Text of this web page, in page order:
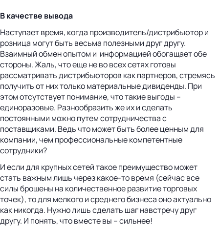
В качестве вывода
Наступает время, когда производитель/дистрибьютор и
розница могут быть весьма полезными друг другу.
Взаимный обмен опытом и информацией обогащает обе
стороны. Жаль, что еще не во всех сетях готовы
рассматривать дистрибьюторов как партнеров, стремясь
получить от них только материальные дивиденды. При
этом отсутствует понимание, что такие выгоды –
единоразовые. Разнообразить же их и сделать
постоянными можно путем сотрудничества с
поставщиками. Ведь что может быть более ценным для
компании, чем профессиональные компетентные
сотрудники?
И если для крупных сетей такое преимущество может
стать важным лишь через какое-то время (сейчас все
силы брошены на количественное развитие торговых
точек), то для мелкого и среднего бизнеса оно актуально
как никогда. Нужно лишь сделать шаг навстречу друг
другу. И понять, что вместе вы – сильнее!